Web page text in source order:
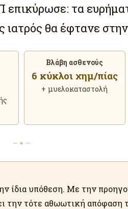
τα
ιατρός θα έφτανε
Βλάβη ασθενούς
6 κύκλοι χημ/πίας
+ μυελοκαταστολή
— ✦ —
ίδια υπόθεση. Με την
την τότε αθωωτική απόφαση